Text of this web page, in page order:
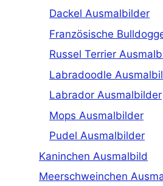
Dackel Ausmalbilder
Französische
Russel Terrier
Labradoodle
Labrador Ausmalbilder
Mops Ausmalbilder
Pudel Ausmalbilder
Kaninchen Ausmalbild
Meerschweinchen